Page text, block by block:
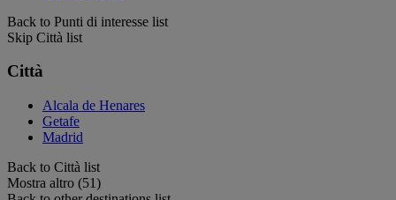
Back to Punti di interesse list
Skip Città list
Città
Alcala de Henares
Getafe
Madrid
Back to Città list
Mostra altro (51)